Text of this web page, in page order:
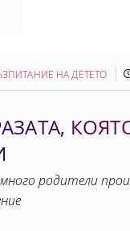
НА ДЕТЕТО
родители